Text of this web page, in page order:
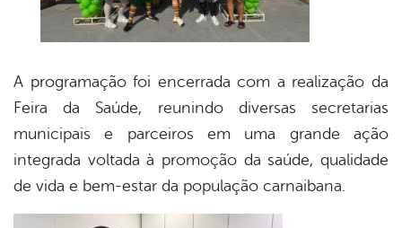
A programação foi encerrada com a realização da
Feira da Saúde, reunindo diversas secretarias
municipais e parceiros em uma grande ação
integrada voltada à promoção da saúde, qualidade
de vida e bem-estar da população carnaibana.